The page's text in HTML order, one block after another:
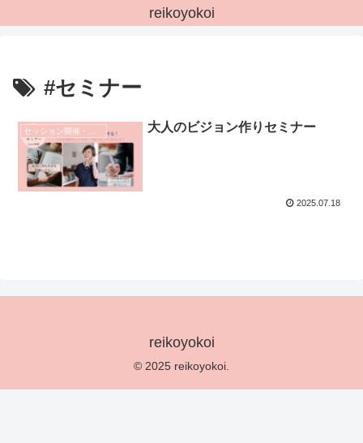
reikoyokoi
#セミナー
大人のビジョン作りセミナー
2025.07.18
reikoyokoi
© 2025 reikoyokoi.